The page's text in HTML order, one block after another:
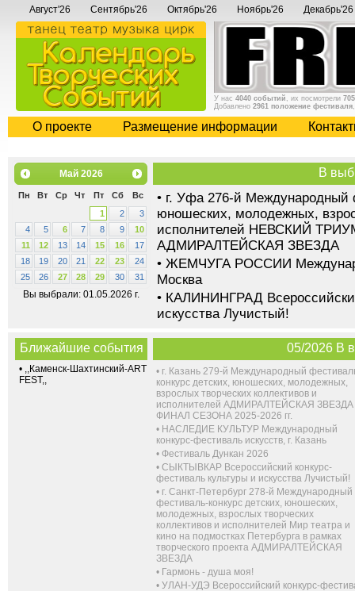
Август'26 Сентябрь'26 Октябрь'26 Ноябрь'26 Декабрь'26
У нас 4040 событий , их посмотрели
Добавлено 2961 положение фестиваля
О проекте Размещение информации
Май 2026
Пн Вт Ср Чт Пт Сб
Вс
1
2
3
4
5 6 7 8 9
10
11
12 13 14 15 16
17
18
19 20 21 22 23
24
25
26 27 28 29 30 31
Вы выбрали: 01.05.2026 г.
В
• г. Уфа 276-й Международный
юношеских, молодежных,
исполнителей НЕВСКИЙ
АДМИРАЛТЕЙСКАЯ ЗВЕЗДА
• ЖЕМЧУГА РОССИИ
Москва
• КАЛИНИНГРАД
искусства Лучистый!
Ближайшие события
• ,,Каменск-Шахтинский-ART
FEST,,
05/2026 В
• г. Казань 279-й Международный
конкурс детских, юношеских, молодежных,
взрослых творческих коллективов и
исполнителей АДМИРАЛТЕЙСКАЯ ЗВЕЗДА
ФИНАЛ СЕЗОНА 2025-2026 гг.
• НАСЛЕДИЕ КУЛЬТУР Международный
конкурс-фестиваль искусств, г. Казань
• Фестиваль Дункан 2026
• СЫКТЫВКАР Всероссийский конкурс-
фестиваль культуры и искусства Лучистый!
• г. Санкт-Петербург 278-й Международный
фестиваль-конкурс детских, юношеских,
молодежных, взрослых творческих
коллективов и исполнителей Мир театра и
кино на подмостках Петербурга в рамках
творческого проекта АДМИРАЛТЕЙСКАЯ
ЗВЕЗДА
• Гармонь - душа моя!
• УЛАН-УДЭ Всероссийский конкурс-